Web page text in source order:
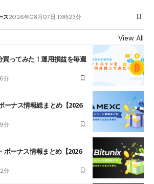
ス2026年08月07日 13時23分
View All
買ってみた！運用損益を毎週
分
ーナス情報総まとめ【2026
分
ーナス情報まとめ【2026
分